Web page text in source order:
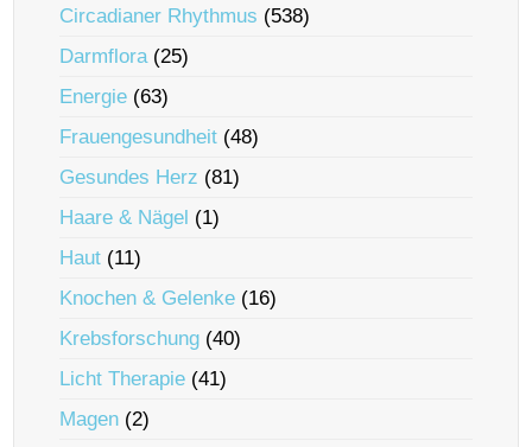
Circadianer Rhythmus (538)
Darmflora(25)
Energie (63)
Frauengesundheit (48)
Gesundes Herz (81)
Haare & Nägel (1)
Haut (11)
Knochen & Gelenke (16)
Krebsforschung (40)
Licht Therapie (41)
Magen (2)